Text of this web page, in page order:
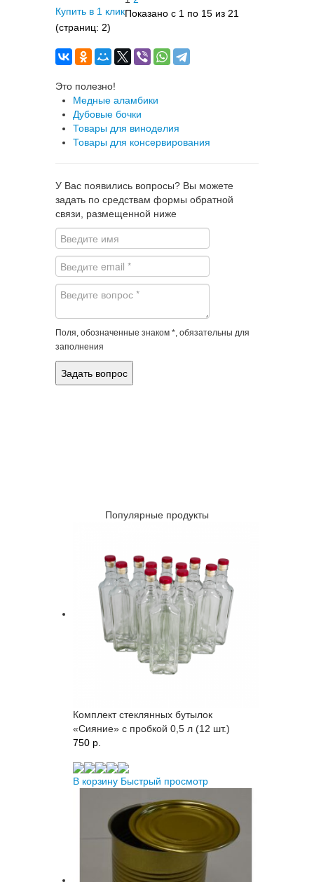
Купить в 1 кликПоказано с 1 по 15 из 21
(страниц: 2)
Это полезно!
Медные аламбики
Дубовые бочки
Товары для виноделия
Товары для консервирования
У Вас появились вопросы? Вы можете
задать по средствам формы обратной
связи, размещенной ниже
Поля, обозначенные знаком *, обязательны для
заполнения
Популярные продукты
Комплект стеклянных бутылок
«Сияние» с пробкой 0,5 л (12 шт.)
750 p.
В корзину Быстрый просмотр